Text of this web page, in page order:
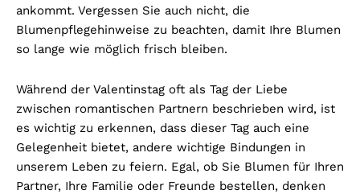
ankommt. Vergessen Sie auch nicht, die
Blumenpflegehinweise zu beachten, damit Ihre Blumen
so lange wie möglich frisch bleiben.
Während der Valentinstag oft als Tag der Liebe
zwischen romantischen Partnern beschrieben wird, ist
es wichtig zu erkennen, dass dieser Tag auch eine
Gelegenheit bietet, andere wichtige Bindungen in
unserem Leben zu feiern. Egal, ob Sie Blumen für Ihren
Partner, Ihre Familie oder Freunde bestellen, denken